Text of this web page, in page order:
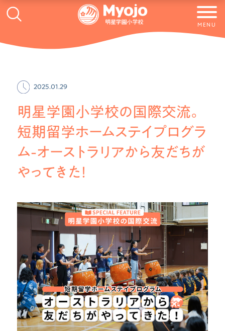
MENU
2025.01.29
明星学園小学校の国際交流。
短期留学ホームステイプログラ
ム-オーストラリアから友だちが
やってきた！